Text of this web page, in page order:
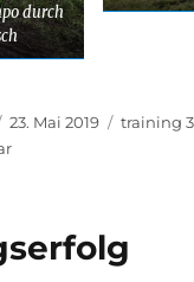
durch
Veröffentlicht
am
23. Mai 2019 training 3
zu
ersten
Wettkämpfen